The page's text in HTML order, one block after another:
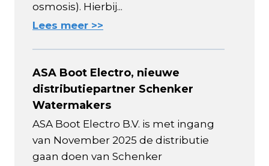
osmosis). Hierbij...
Lees meer >>
ASA Boot Electro, nieuwe
distributiepartner Schenker
Watermakers
ASA Boot Electro B.V. is met ingang
van November 2025 de distributie
gaan doen van Schenker